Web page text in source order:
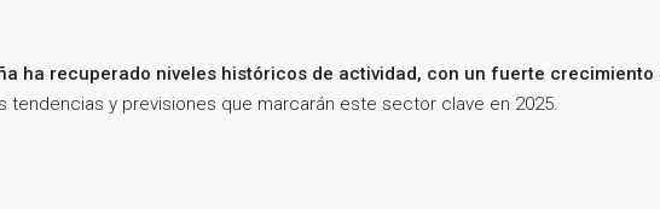
ha recuperado niveles históricos de actividad, con un fuerte
tendencias y previsiones que marcarán este sector clave en 2025.